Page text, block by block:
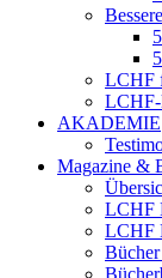
LCHF
LCHF-
AKADEMIE
Magazine &
LCHF
LCHF